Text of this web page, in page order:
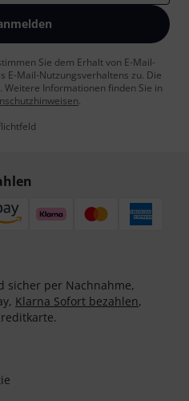
Sie dem Erhalt von E-Mail-
E-Mail-Nutzungsverhaltens zu. Die
Informationen finden Sie in
.
sicher per Nachnahme,
Klarna Sofort bezahlen,